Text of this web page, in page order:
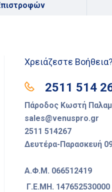
Χρειάζεστε Βοήθεια?
2511 514
Πάροδος Κωστή
sales@venuspro.gr
2511 514267
Δευτέρα-Παρασκευή
Α.Φ.Μ. 066512419
Γ.Ε.ΜΗ. 147652530000